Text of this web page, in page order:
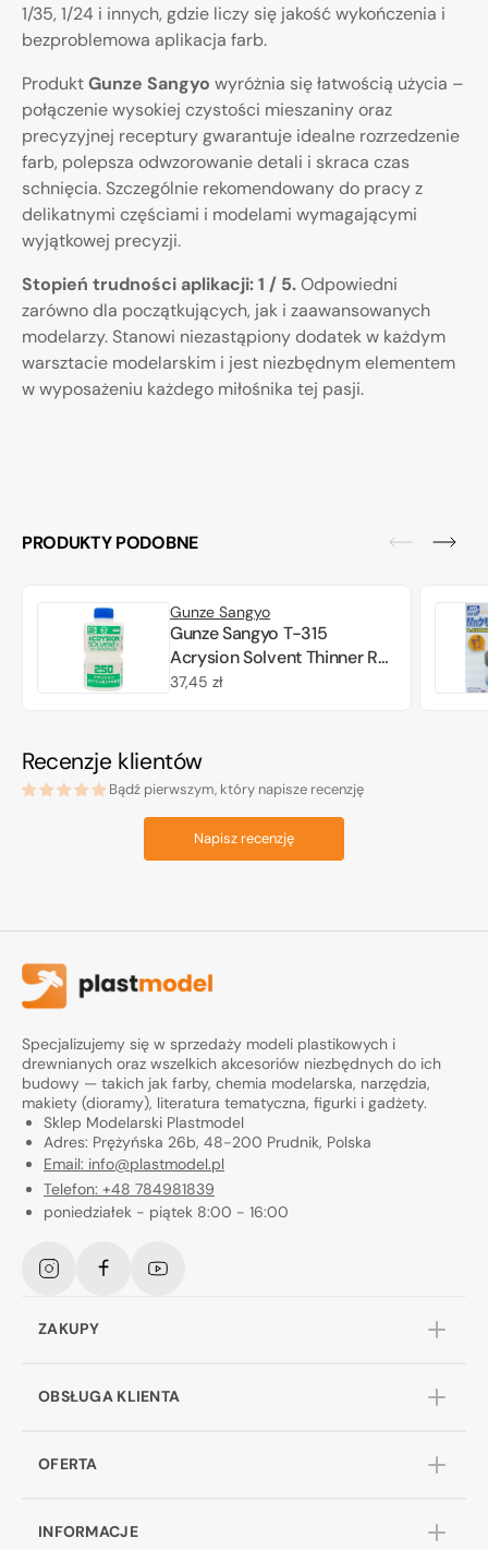
1/35, 1/24 i innych, gdzie liczy się jakość wykończenia i
bezproblemowa aplikacja farb.
ProduktGunze Sangyo wyróżnia się łatwością użycia –
połączenie wysokiej czystości mieszaniny oraz
precyzyjnej receptury gwarantuje idealne rozrzedzenie
farb, polepsza odwzorowanie detali i skraca czas
schnięcia. Szczególnie rekomendowany do pracy z
delikatnymi częściami i modelami wymagającymi
wyjątkowej precyzji.
Stopień trudności aplikacji: 1 / 5.Odpowiedni
zarówno dla początkujących, jak i zaawansowanych
modelarzy. Stanowi niezastąpiony dodatek w każdym
warsztacie modelarskim i jest niezbędnym elementem
w wyposażeniu każdego miłośnika tej pasji.
PRODUKTY PODOBNE
Gunze Sangyo
Gunze Sangyo T-315
Acrysion Solvent Thinner R
for Airbrush (250ml)
Cena
37,45 zł
Recenzje klientów
Bądź pierwszym, który napisze recenzję
Napisz recenzję
Specjalizujemy się w sprzedaży modeli plastikowych i
drewnianych oraz wszelkich akcesoriów niezbędnych do ich
budowy — takich jak farby, chemia modelarska, narzędzia,
makiety (dioramy), literatura tematyczna, figurki i gadżety.
Sklep Modelarski Plastmodel
Adres: Prężyńska 26b, 48-200 Prudnik, Polska
Email: info@plastmodel.pl
Telefon: +48 784981839
poniedziałek - piątek 8:00 - 16:00
InstagramFacebookYouTube
ZAKUPY
OBSŁUGA KLIENTA
OFERTA
INFORMACJE